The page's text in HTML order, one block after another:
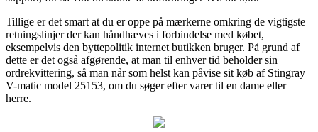
Tillige er det smart at du er oppe på mærkerne omkring de vigtigste
retningslinjer der kan håndhæves i forbindelse med købet,
eksempelvis den byttepolitik internet butikken bruger. På grund af
dette er det også afgørende, at man til enhver tid beholder sin
ordrekvittering, så man når som helst kan påvise sit køb af Stingray
V-matic model 25153, om du søger efter varer til en dame eller
herre.